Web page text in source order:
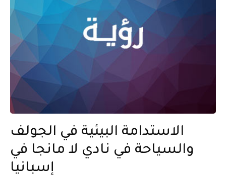
الاستدامة البيئية في الجولف
والسياحة في نادي لا مانجا في
إسبانيا